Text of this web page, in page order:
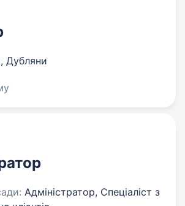
, Дубляни
Адміністратор, Спеціаліст з